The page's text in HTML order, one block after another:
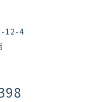
12-4